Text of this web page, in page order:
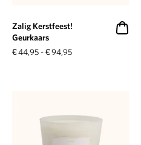
Zalig Kerstfeest!
Geurkaars
€44,95 -€94,95